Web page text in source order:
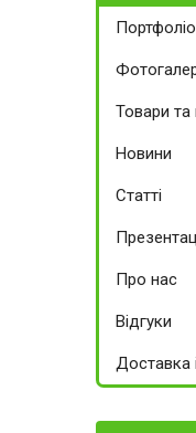
Портфоліо
Товари та
Новини
Статті
Про нас
Відгуки
Доставка